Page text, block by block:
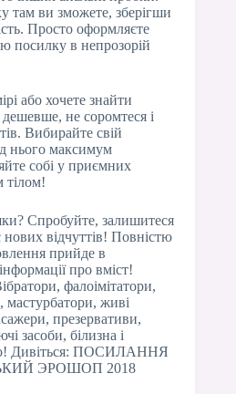
там ви зможете, зберігши
Просто оформляєте
посилку в непрозорій
або хочете знайти
дешевше, не соромтеся і
Вибирайте свій
нього максимум
собі у приємних
тілом!
Спробуйте, залишитеся
відчуттів! Повністю
прийде в
про вміст!
фалоімітатори,
мастурбатори, живі
презервативи,
засоби, білизна і
Дивіться: ПОСИЛАННЯ
ЭРОШОП 2018